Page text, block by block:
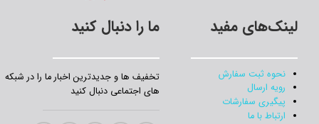
لینک‌های مفید
نحوه ثبت سفارش
رویه ارسال
پیگیری سفارشات
ارتباط با ما
ما را دنبال کنید
تخفیف‌ ها و جدیدترین‌ اخبار ما را در شبکه
های اجتماعی دنبال کنید